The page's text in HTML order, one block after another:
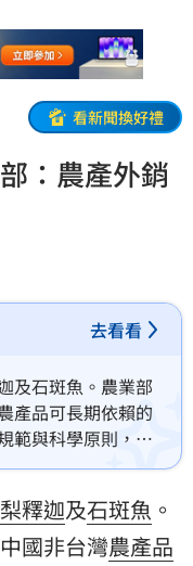
看新聞換好禮
：農產外銷
去看看
及石斑魚。農業部
產品可長期依賴的
範與科學原則，恢
釋迦及石斑魚 。
國非台灣農產品